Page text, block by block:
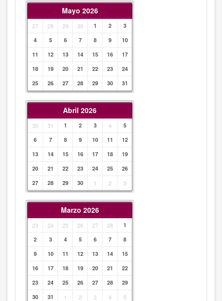
Mayo 2026
27 28 29 30 1 2
3
4
5 6 7 8 9
10
11
12 13 14 15 16
17
18
19 20 21 22 23
24
25
26 27 28 29 30 31
Abril 2026
30 31 1 2 3 4
5
6
7 8 9 10 11
12
13
14 15 16 17 18
19
20
21 22 23 24 25
26
27
28 29 30 1 2 3
Marzo 2026
23 24 25 26 27 28
1
2
3 4 5 6 7
8
9
10 11 12 13 14
15
16
17 18 19 20 21
22
23
24 25 26 27 28
29
30
31 1 2 3 4 5